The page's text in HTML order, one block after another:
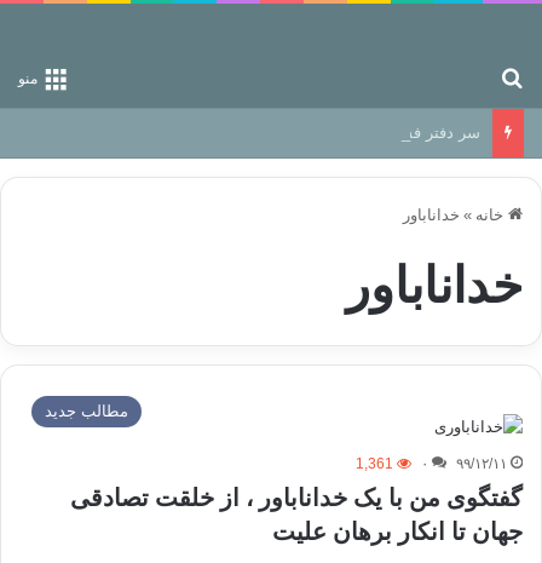
منو
سر دفتر فساد در زمین‌، دوری وکناره‌گیری از راه خداست‌!
خانه » خداناباور
خداناباور
مطالب جدید
۹۹/۱۲/۱۱ ۰ 1,361
گفتگوی من با یک خداناباور ، از خلقت تصادقی
جهان تا انکار برهان علیت